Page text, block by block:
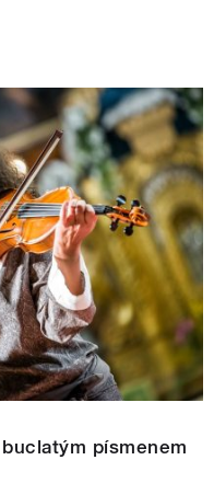
písmenem